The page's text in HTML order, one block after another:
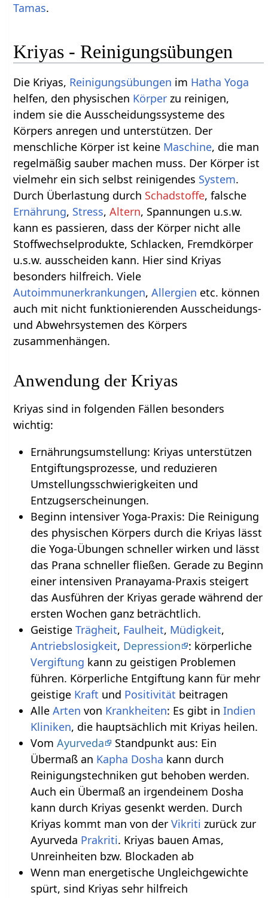
Tamas.
Kriyas - Reinigungsübungen
Die Kriyas, Reinigungsübungen im Hatha Yoga
helfen, den physischen Körper zu reinigen,
indem sie die Ausscheidungssysteme des
Körpers anregen und unterstützen. Der
menschliche Körper ist keine Maschine, die man
regelmäßig sauber machen muss. Der Körper ist
vielmehr ein sich selbst reinigendes System.
Durch Überlastung durch Schadstoffe, falsche
Ernährung, Stress,Altern, Spannungen u.s.w.
kann es passieren, dass der Körper nicht alle
Stoffwechselprodukte, Schlacken, Fremdkörper
u.s.w. ausscheiden kann. Hier sind Kriyas
besonders hilfreich. Viele
Autoimmunerkrankungen,Allergien etc. können
auch mit nicht funktionierenden Ausscheidungs-
und Abwehrsystemen des Körpers
zusammenhängen.
Anwendung der Kriyas
Kriyas sind in folgenden Fällen besonders
wichtig:
Ernährungsumstellung: Kriyas unterstützen
Entgiftungsprozesse, und reduzieren
Umstellungsschwierigkeiten und
Entzugserscheinungen.
Beginn intensiver Yoga-Praxis: Die Reinigung
des physischen Körpers durch die Kriyas lässt
die Yoga-Übungen schneller wirken und lässt
das Prana schneller fließen. Gerade zu Beginn
einer intensiven Pranayama-Praxis steigert
das Ausführen der Kriyas gerade während der
ersten Wochen ganz beträchtlich.
Geistige Trägheit, Faulheit, Müdigkeit,
Antriebslosigkeit, Depression
: körperliche
Vergiftung kann zu geistigen Problemen
führen. Körperliche Entgiftung kann für mehr
geistige Kraft und Positivität beitragen
Alle Arten von Krankheiten: Es gibt in Indien
Kliniken, die hauptsächlich mit Kriyas heilen.
Vom Ayurveda
Standpunkt aus: Ein
Übermaß an Kapha Dosha kann durch
Reinigungstechniken gut behoben werden.
Auch ein Übermaß an irgendeinem Dosha
kann durch Kriyas gesenkt werden. Durch
Kriyas kommt man von der Vikriti zurück zur
Ayurveda Prakriti. Kriyas bauen Amas,
Unreinheiten bzw. Blockaden ab
Wenn man energetische Ungleichgewichte
spürt, sind Kriyas sehr hilfreich